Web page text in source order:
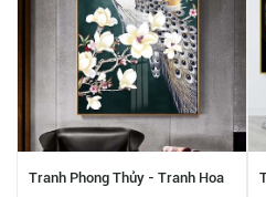
Tranh Phong Thủy - Tranh Hoa